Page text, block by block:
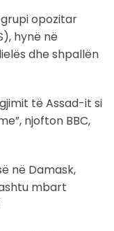
opozitar
hynë në
dhe shpallën
të Assad-it si
njofton BBC,
në Damask,
mbart